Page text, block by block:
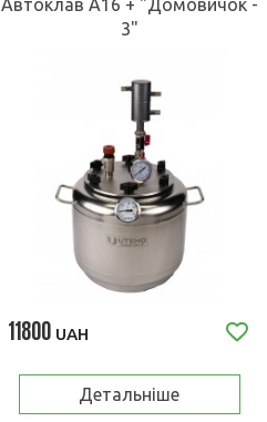
Автоклав А16 + "Домовичок -
3"
11800UAH
Детальніше